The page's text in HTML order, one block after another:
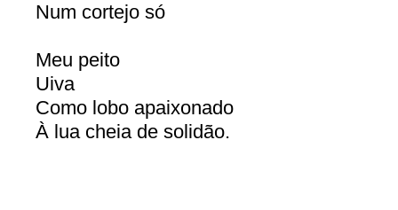
Num cortejo só
Meu peito
Uiva
Como lobo apaixonado
À lua cheia de solidão.